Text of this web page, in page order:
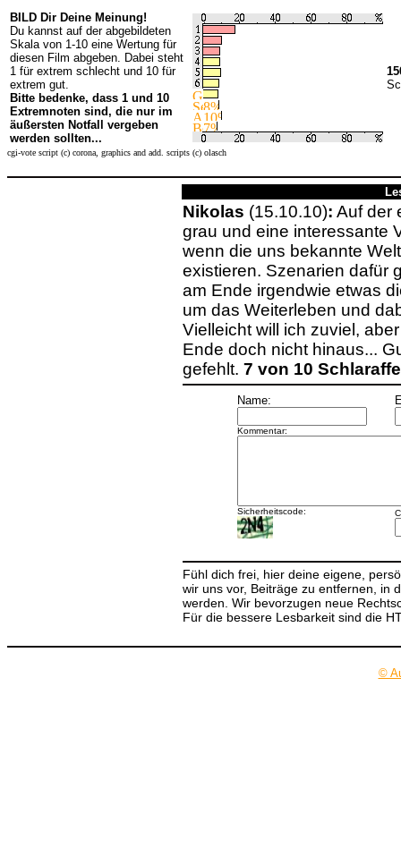
BILD Dir Deine Meinung!
Du kannst auf der abgebildeten
Skala von 1-10 eine Wertung für
diesen Film abgeben. Dabei steht
1 für extrem schlecht und 10 für
extrem gut.
Bitte bedenke, dass 1 und 10
Extremnoten sind, die nur im
äußersten Notfall vergeben
werden sollten...
cgi-vote script (c) corona, graphics and add. scripts (c) olasch
Nikolas (15.10.10): Auf der
grau und eine interessante
wenn die uns bekannte
existieren. Szenarien dafür
am Ende irgendwie etwas
um das Weiterleben und
Vielleicht will ich zuviel,
Ende doch nicht hinaus...
gefehlt. 7 von 10
Name:
Kommentar:
Sicherheitscode:
Fühl dich frei, hier deine eigene,
wir uns vor, Beiträge zu entfernen, in
werden. Wir bevorzugen neue
Für die bessere Lesbarkeit sind die
©